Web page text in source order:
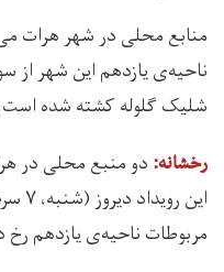
منابع محلی در شهر هرات
ناحیه‌ی یازدهم این شهر از
شلیک گلوله کشته شده
رخشانه: دو منبع محلی در
مربوطات ناحیه‌ی یازدهم